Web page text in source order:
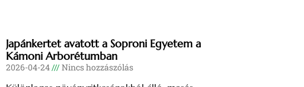
Japánkertet avatott a Soproni Egyetem a
Kámoni Arborétumban
2026-04-24 Nincs hozzászólás